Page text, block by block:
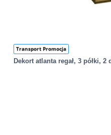
Transport Promocja
Dekort atlanta regał, 3 półki, 2